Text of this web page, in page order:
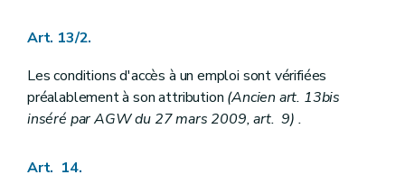
Section III
Art. 429
Art. 430
Art. 431
Art. 432
Art. 13/2.
Les conditions d'accès à un emploi sont vérifiées
préalablement à son attribution (Ancien art. 13bis
inséré par AGW du 27 mars 2009, art. 9) .
Art. 14.